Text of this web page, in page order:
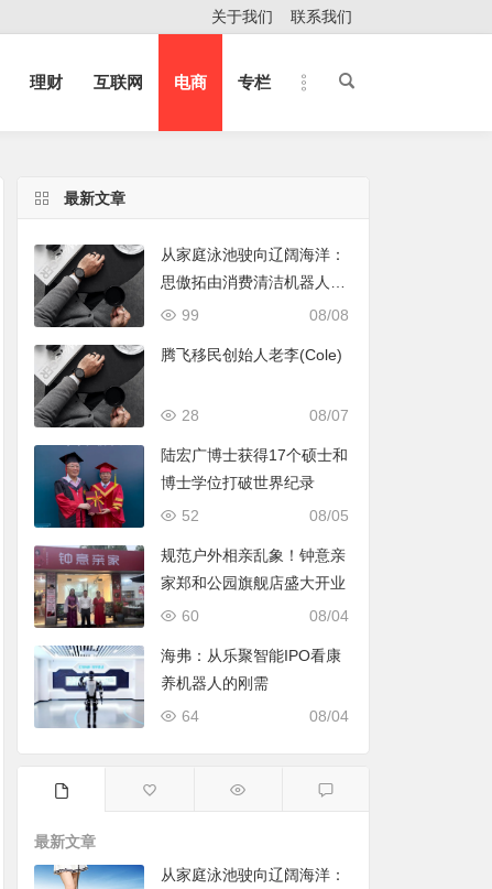
关于我们 联系我们
理财 互联网 电商 专栏
最新文章
从家庭泳池驶向辽阔海洋：
思傲拓由消费清洁机器人转
身声纳与海洋机器人赛道08/08
99
腾飞移民创始人老李(Cole)
08/07
28
陆宏广博士获得17个硕士和
博士学位打破世界纪录
08/05
52
规范户外相亲乱象！钟意亲
家郑和公园旗舰店盛大开业
08/04
60
海弗：从乐聚智能IPO看康
养机器人的刚需
08/04
64
最新文章
从家庭泳池驶向辽阔海洋：